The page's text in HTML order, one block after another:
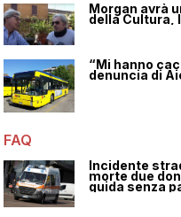
Morgan avrà
della Cultura,
“Mi hanno
denuncia di
FAQ
Incidente
morte due
guida senza